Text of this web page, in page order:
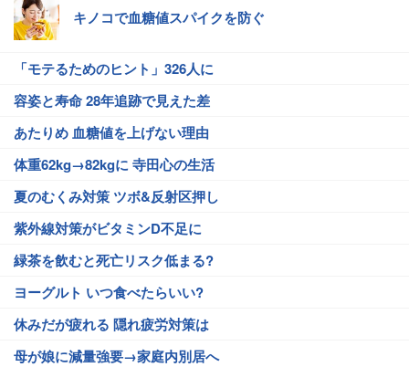
キノコで血糖値スパイクを防ぐ
「モテるためのヒント」326人に
容姿と寿命 28年追跡で見えた差
あたりめ 血糖値を上げない理由
体重62kg→82kgに 寺田心の生活
夏のむくみ対策 ツボ&反射区押し
紫外線対策がビタミンD不足に
緑茶を飲むと死亡リスク低まる?
ヨーグルト いつ食べたらいい?
休みだが疲れる 隠れ疲労対策は
母が娘に減量強要→家庭内別居へ